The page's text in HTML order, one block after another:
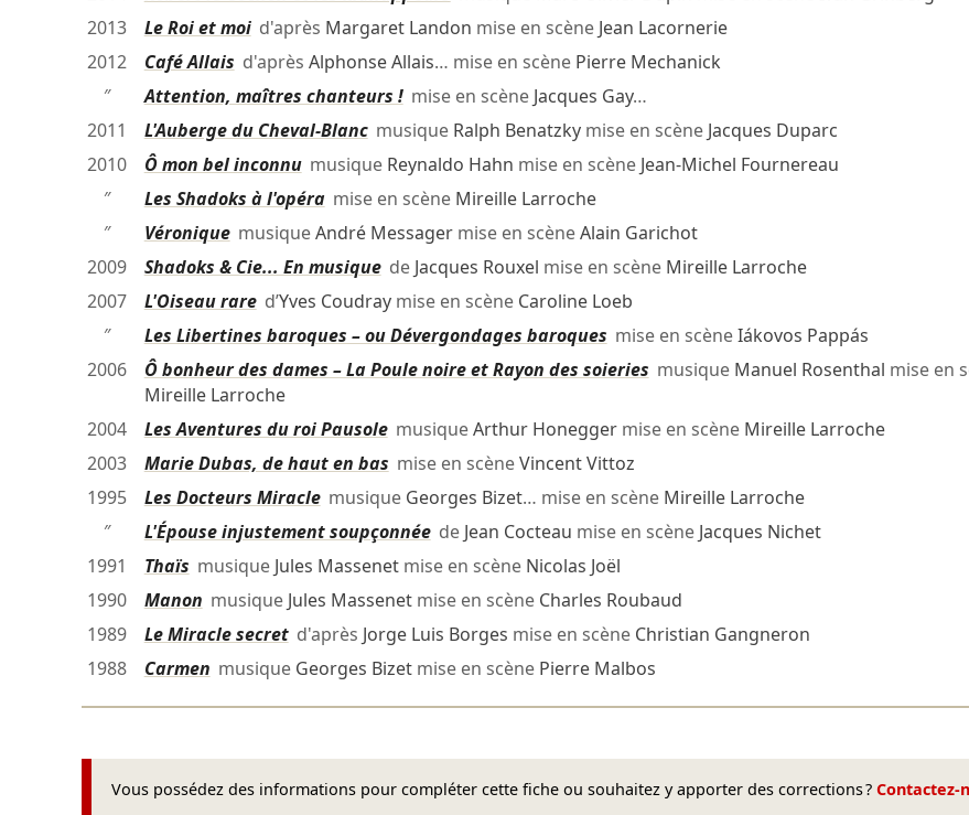
2013
Le Roi et moid'après Margaret Landon mise en scène Jean Lacornerie
2012
Café Allais d'après Alphonse Allais… mise en scène Pierre Mechanick
″
Attention, maîtres chanteurs !mise en scène Jacques Gay…
2011
L'Auberge du Cheval-Blancmusique Ralph Benatzkymise en scène Jacques Duparc
2010
Ô mon bel inconnumusique Reynaldo Hahn mise en scène Jean-Michel Fournereau
″
Les Shadoks à l'opéramise en scène Mireille Larroche
″
VéroniquemusiqueAndré Messagermise en scèneAlain Garichot
2009
Shadoks & Cie... En musiquede Jacques Rouxel mise en scène Mireille Larroche
2007
L'Oiseau rared’Yves Coudraymise en scène Caroline Loeb
″
Les Libertines baroques – ou Dévergondages baroques mise en scèneIákovos Pappás
2006
Ô bonheur des dames – La Poule noire et Rayon des soieries musique Manuel Rosenthal mise en
Mireille Larroche
2004
Les Aventures du roi PausolemusiqueArthur Honeggermise en scène Mireille Larroche
2003
Marie Dubas, de haut en bas mise en scèneVincent Vittoz
1995
Les Docteurs Miraclemusique Georges Bizet… mise en scène Mireille Larroche
″
L'Épouse injustement soupçonnéede Jean Cocteau mise en scène Jacques Nichet
1991
Thaïs musique Jules Massenetmise en scène Nicolas Joël
1990
Manon musique Jules Massenetmise en scène Charles Roubaud
1989
Le Miracle secretd'après Jorge Luis Borges mise en scène Christian Gangneron
1988
Carmen musique Georges Bizetmise en scène Pierre Malbos
Vous possédez des informations pour compléter cette fiche ou souhaitez y apporter des corrections ? Contactez-